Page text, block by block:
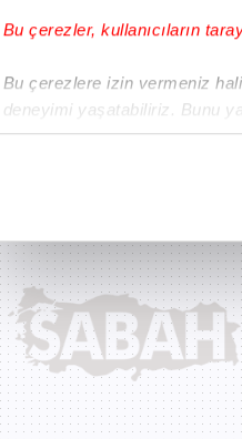
Bu çerezler, kullanıcıların
Bu çerezlere izin vermeniz
deneyimi yaşatabiliriz. Bunu
içerikleri sunabilmek adına
Her halükârda, kullanıcılar,
Sizlere daha iyi bir hizmet
çerezler vasıtasıyla çeşitli
amacıyla kullanılmaktadır.
reklam/pazarlama
Çerezlere ilişkin tercihlerinizi
butonuna tıklayabilir, Çerez